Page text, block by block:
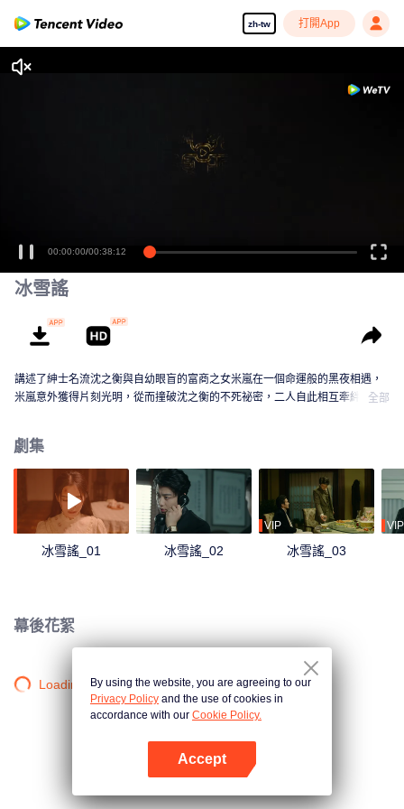
zh-tw 打開App
00:00:00/00:38:12
冰雪謠
講述了紳士名流沈之衡與自幼眼盲的富商之女米嵐在一個命運般的黑夜相遇，
米嵐意外獲得片刻光明，從而撞破沈之衡的不死祕密，二人自此相互牽絆，互
全部
劇集
冰雪謠_01 冰雪謠_02
VIP
冰雪謠_03
VIP
幕後花絮
Loading…By using the website, you are agreeing to our
Privacy Policy and the use of cookies in
accordance with our Cookie Policy.
Accept